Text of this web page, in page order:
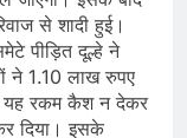
से शादी हुई।
पीड़ित दूल्हे ने
ने 1.10 लाख रुपए
यह रकम कैश न देकर
दिया। इसके